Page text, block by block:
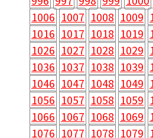
1006 1007 1008 1009
1016 1017 1018 1019
1026 1027 1028 1029
1036 1037 1038 1039
1046 1047 1048 1049
1056 1057 1058 1059
1066 1067 1068 1069
1076 1077 1078 1079